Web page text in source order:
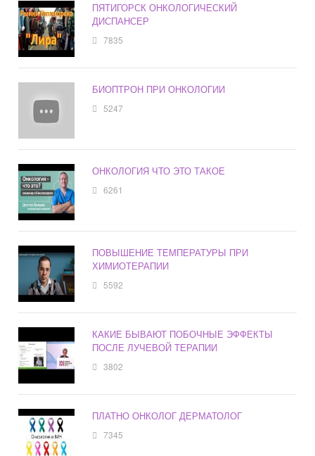
ПЯТИГОРСК ОНКОЛОГИЧЕСКИЙ
ДИСПАНСЕР
7835
БИОПТРОН ПРИ ОНКОЛОГИИ
5247
ОНКОЛОГИЯ ЧТО ЭТО ТАКОЕ
6261
ПОВЫШЕНИЕ ТЕМПЕРАТУРЫ ПРИ
ХИМИОТЕРАПИИ
5592
КАКИЕ БЫВАЮТ ПОБОЧНЫЕ ЭФФЕКТЫ
ПОСЛЕ ЛУЧЕВОЙ ТЕРАПИИ
3802
ПЛАТНО ОНКОЛОГ ДЕРМАТОЛОГ
7345